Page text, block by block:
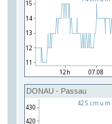
DONAU - Passau